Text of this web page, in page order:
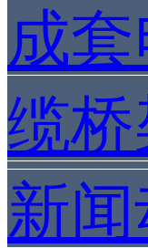
成
缆桥
新